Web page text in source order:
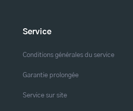
Service
Conditions générales du service
Garantie prolongée
Service sur site